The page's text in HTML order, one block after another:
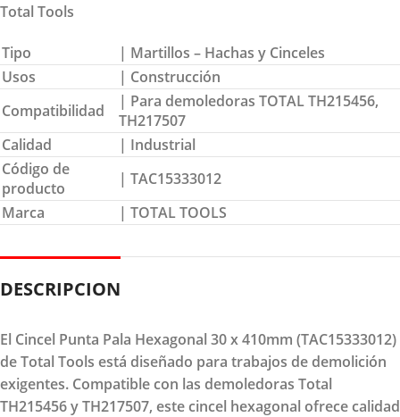
Total Tools
Tipo
| Martillos – Hachas y Cinceles
Usos
| Construcción
Compatibilidad
| Para demoledoras TOTAL TH215456,
TH217507
Calidad
| Industrial
Código de
producto
| TAC15333012
Marca
| TOTAL TOOLS
DESCRIPCION
El Cincel Punta Pala Hexagonal 30 x 410mm (TAC15333012)
de Total Tools está diseñado para trabajos de demolición
exigentes. Compatible con las demoledoras Total
TH215456 y TH217507, este cincel hexagonal ofrece calidad